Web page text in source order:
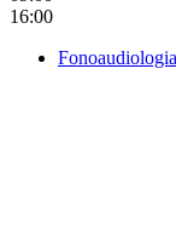
16:00
Fonoaudiologia